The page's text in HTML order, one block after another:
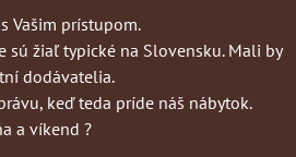
Vašim prístupom.
sú žiaľ typické na Slovensku. Mali by
dodávatelia.
keď teda príde náš nábytok.
a víkend ?